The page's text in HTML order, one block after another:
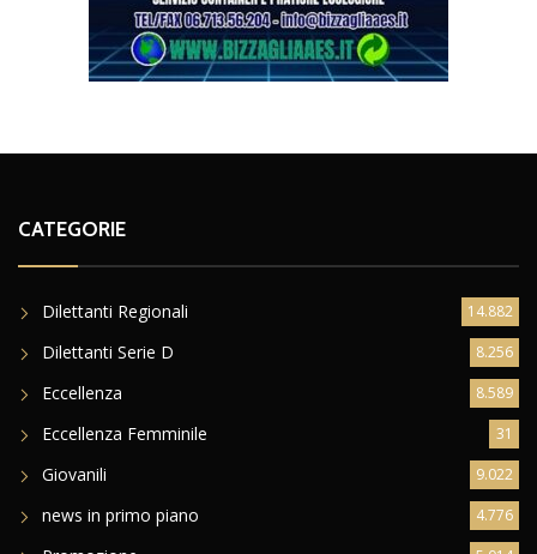
CATEGORIE
Dilettanti Regionali 14.882
Dilettanti Serie D 8.256
Eccellenza 8.589
Eccellenza Femminile 31
Giovanili 9.022
news in primo piano 4.776